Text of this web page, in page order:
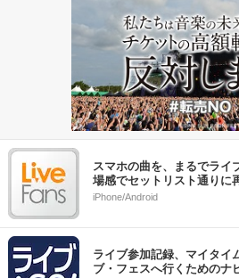
スマホの曲を、まるでライ
場感でセットリスト通りに
iPhone/Android
ライブ参加記録、マイタイ
ブ・フェスへ行くためのナ